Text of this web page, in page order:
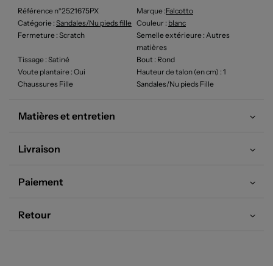
Référence n°2521675PX
Marque :Falcotto
Catégorie : Sandales/Nu pieds fille Couleur : blanc
Fermeture : Scratch Semelle extérieure : Autres
matières
Tissage : Satiné Bout : Rond
Voute plantaire : Oui Hauteur de talon (en cm) : 1
Chaussures Fille
Sandales/Nu pieds Fille
Matières et entretien
Livraison
Paiement
Retour